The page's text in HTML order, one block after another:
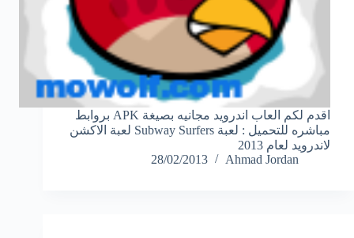
اقدم لكم العاب اندرويد مجانيه بصيغة APK بروابط
مباشره للتحميل : لعبة Subway Surfers لعبة الاكشن
لاندرويد لعام 2013
Ahmad Jordan
28/02/2013